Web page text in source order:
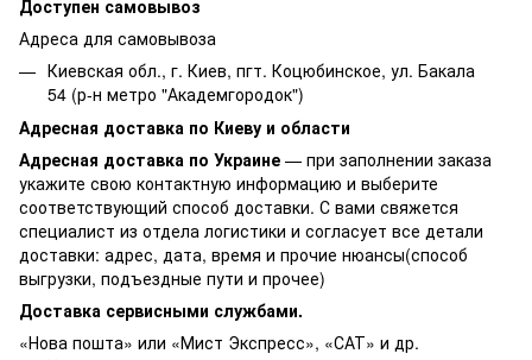
Доступен самовывоз
Адреса для самовывоза
Киевская обл., г. Киев, пгт. Коцюбинское, ул. Бакала
54 (р-н метро "Академгородок")
Адресная доставка по Киеву и области
Адресная доставка по Украине — при заполнении заказа
укажите свою контактную информацию и выберите
соответствующий способ доставки. С вами свяжется
специалист из отдела логистики и согласует все детали
доставки: адрес, дата, время и прочие нюансы(способ
выгрузки, подъездные пути и прочее)
Доставка сервисными службами.
«Нова пошта» или «Мист Экспресс», «САТ» и др.